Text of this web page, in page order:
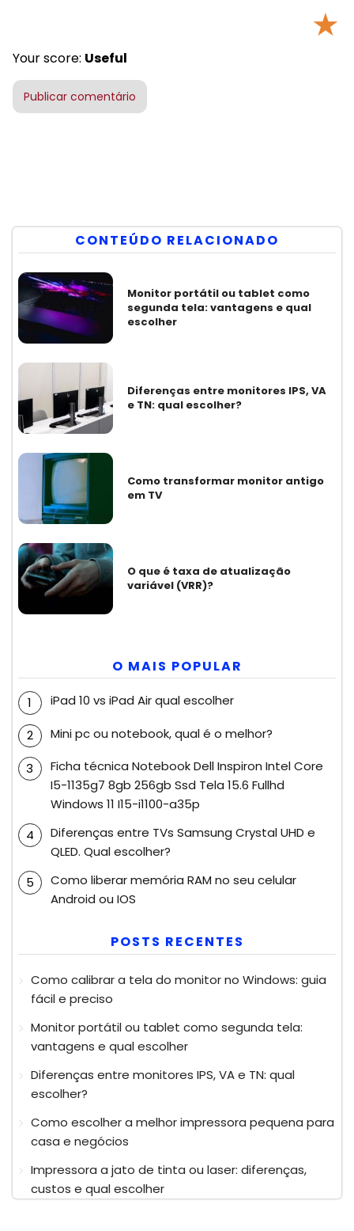
★
Your score: Useful
CONTEÚDO RELACIONADO
Monitor portátil ou tablet como
segunda tela: vantagens e qual
escolher
Diferenças entre monitores IPS, VA
e TN: qual escolher?
Como transformar monitor antigo
em TV
O que é taxa de atualização
variável (VRR)?
O MAIS POPULAR
iPad 10 vs iPad Air qual escolher
Mini pc ou notebook, qual é o melhor?
Ficha técnica Notebook Dell Inspiron Intel Core
I5-1135g7 8gb 256gb Ssd Tela 15.6 Fullhd
Windows 11 I15-i1100-a35p
Diferenças entre TVs Samsung Crystal UHD e
QLED. Qual escolher?
Como liberar memória RAM no seu celular
Android ou IOS
POSTS RECENTES
Como calibrar a tela do monitor no Windows: guia
fácil e preciso
Monitor portátil ou tablet como segunda tela:
vantagens e qual escolher
Diferenças entre monitores IPS, VA e TN: qual
escolher?
Como escolher a melhor impressora pequena para
casa e negócios
Impressora a jato de tinta ou laser: diferenças,
custos e qual escolher